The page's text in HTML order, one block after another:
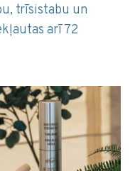
trīsistabu un
arī 72